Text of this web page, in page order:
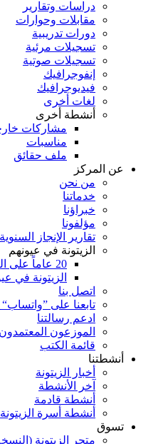
دراسات وتقارير
مقابلات وحوارات
دورات تدريبية
تسجيلات مرئية
تسجيلات صوتية
إنفوجرافيك
فيديوجرافيك
لغات أخرى
أنشطة أخرى
مشاركات
مناسبات
ملف حقائق
عن المركز
من نحن
خدماتنا
خبراؤنا
مؤلفونا
تقارير الإنجاز السنوية
الزيتونة في عيونهم
20 عاماً على التأسيس … الزيتونة في عيونهم (2024)
الزيتونة في
اتصل بنا
تابعنا على ”واتساب“
ادعم رسالتنا
الموزعون المعتمدون
قائمة الكتب
أنشطتنا
أخبار الزيتونة
آخر الأنشطة
أنشطة قادمة
أنشطة أسرة الزيتونة
تسوق
متجر الزيتونة